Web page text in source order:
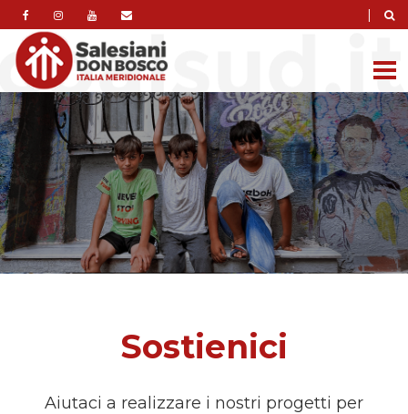
|
Sostienici
Aiutaci a realizzare i nostri progetti per